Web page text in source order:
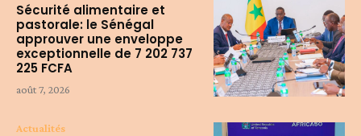
Sécurité alimentaire et
pastorale: le Sénégal
approuver une enveloppe
exceptionnelle de 7 202 737
225 FCFA
août 7, 2026
Actualités